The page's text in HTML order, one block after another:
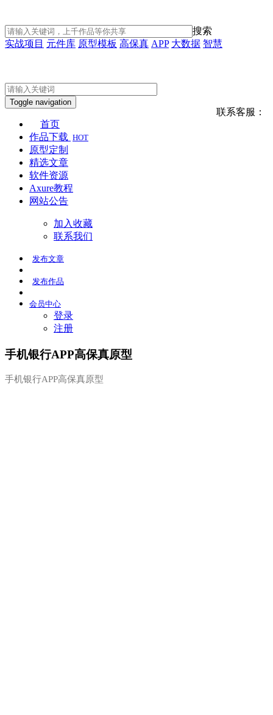
搜索
实战项目 元件库 原型模板 高保真 APP 大数据 智慧
联系客服：
Toggle navigation
首页
作品下载 HOT
原型定制
精选文章
软件资源
Axure教程
网站公告
加入收藏
联系我们
发布文章
发布作品
会员中心
登录
注册
手机银行APP高保真原型
手机银行APP高保真原型